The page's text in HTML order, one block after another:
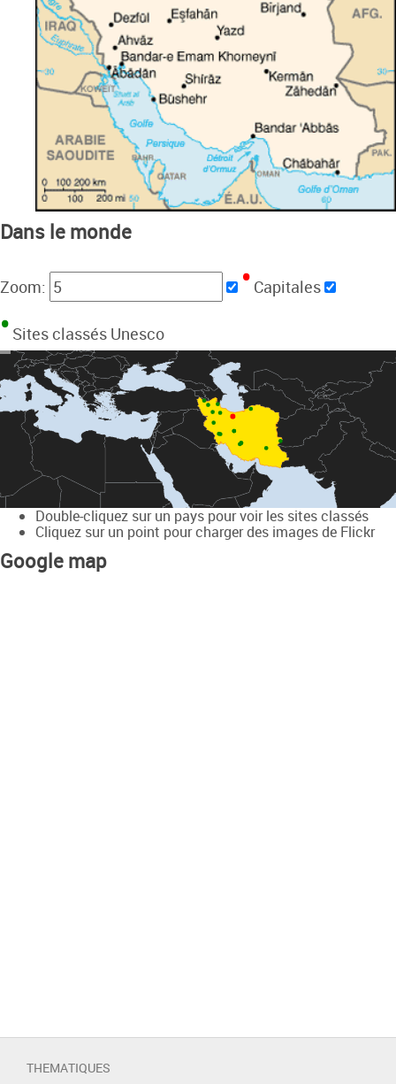
Dans le monde
Zoom: Capitales
Sites classés Unesco
Double-cliquez sur un pays pour voir les sites classés
Cliquez sur un point pour charger des images de Flickr
Google map
THEMATIQUES